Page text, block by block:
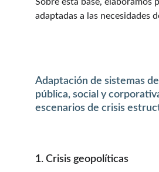
adaptadas a las necesidades
Adaptación de sistemas
pública, social y
escenarios de crisis
1. Crisis geopolíticas